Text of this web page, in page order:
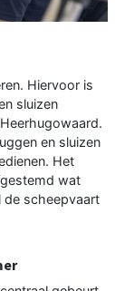
Hiervoor is
sluizen
en sluizen
Het
wat
scheepvaart